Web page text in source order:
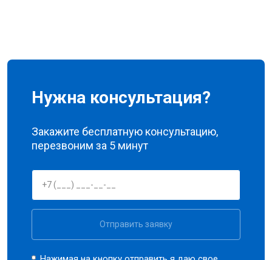
Нужна консультация?
Закажите бесплатную консультацию,
перезвоним за 5 минут
Отправить заявку